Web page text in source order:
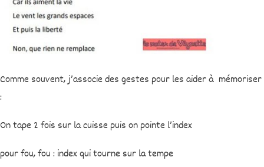
Comme souvent, j’associe des gestes pour les aider à mémoriser
:
On tape 2 fois sur la cuisse puis on pointe l’index
pour fou, fou : index qui tourne sur la tempe